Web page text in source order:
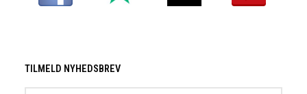
TILMELD NYHEDSBREV